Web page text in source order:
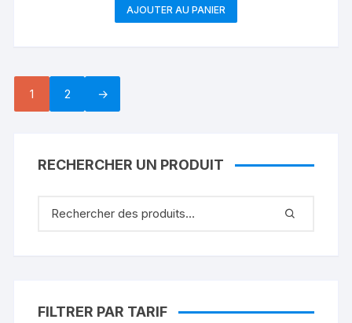
AJOUTER AU PANIER
1 2 →
RECHERCHER UN PRODUIT
FILTRER PAR TARIF